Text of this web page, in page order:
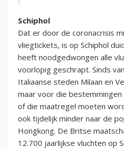
Schiphol
Dat er door de coronacrisis
vliegtickets, is op Schiphol
heeft noodgedwongen alle
voorlopig geschrapt. Sinds
Italiaanse steden Milaan en
maar voor die bestemmingen
of die maatregel moeten
ook tijdelijk minder naar de
Hongkong. De Britse
12.700 jaarlijkse vluchten op